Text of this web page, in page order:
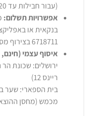
(עבור חבילות עד 20 ק"ג).
אפשרויות תשלום:
6718711 בצירוף מספר הזמנה).
איסוף עצמי
ירושלים: שכונת
ריינס 12)
בית הספארי: שער
מכמש (מחסן